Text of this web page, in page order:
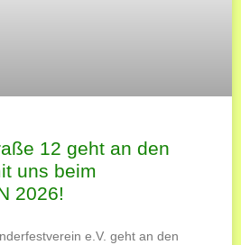
12 geht an den
uns beim
2026!
e.V. geht an den